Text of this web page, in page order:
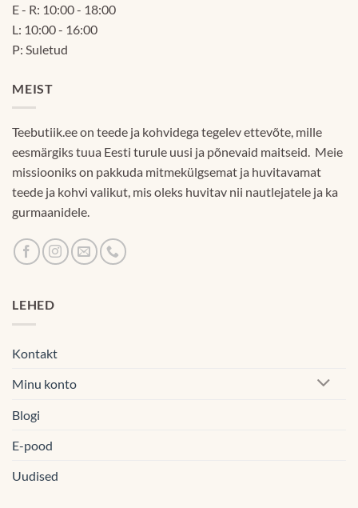
E - R: 10:00 - 18:00
L: 10:00 - 16:00
P: Suletud
MEIST
Teebutiik.ee on teede ja kohvidega tegelev ettevõte, mille
eesmärgiks tuua Eesti turule uusi ja põnevaid maitseid. Meie
missiooniks on pakkuda mitmekülgsemat ja huvitavamat
teede ja kohvi valikut, mis oleks huvitav nii nautlejatele ja ka
gurmaanidele.
LEHED
Kontakt
Minu konto
Blogi
E-pood
Uudised